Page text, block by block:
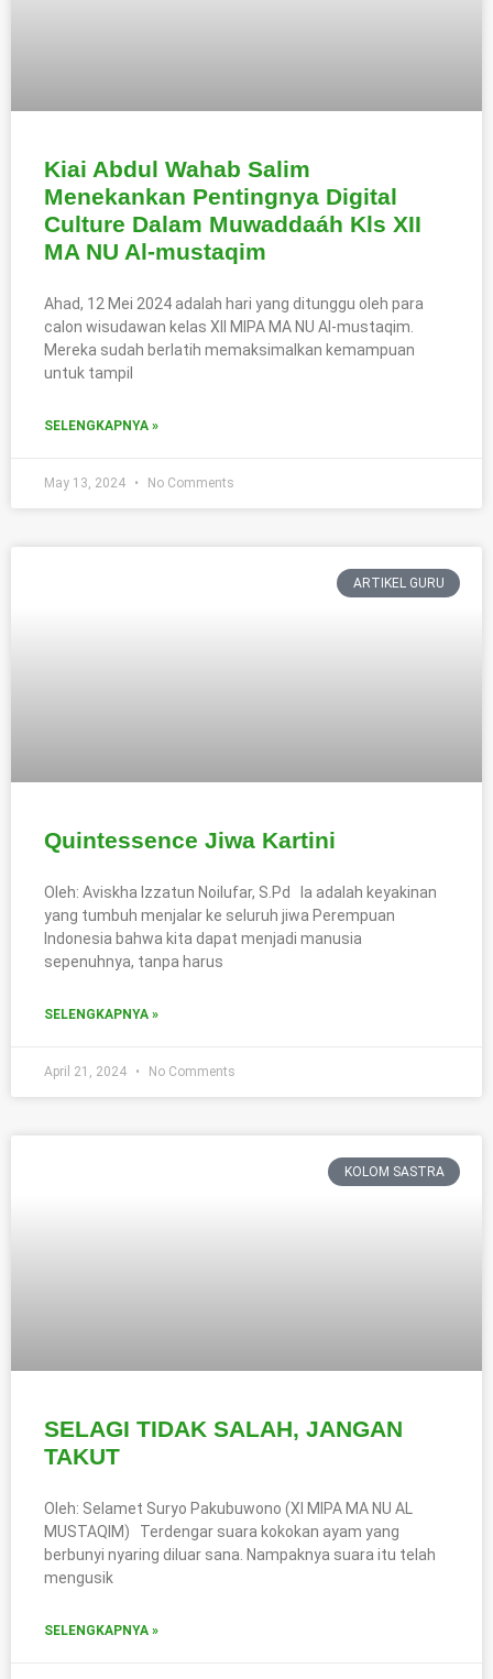
Kiai Abdul Wahab Salim
Menekankan Pentingnya Digital
Culture Dalam Muwaddaáh Kls XII
MA NU Al-mustaqim
Ahad, 12 Mei 2024 adalah hari yang ditunggu oleh para
calon wisudawan kelas XII MIPA MA NU Al-mustaqim.
Mereka sudah berlatih memaksimalkan kemampuan
untuk tampil
SELENGKAPNYA »
May 13, 2024 No Comments
ARTIKEL GURU
Quintessence Jiwa Kartini
Oleh: Aviskha Izzatun Noilufar, S.Pd Ia adalah keyakinan
yang tumbuh menjalar ke seluruh jiwa Perempuan
Indonesia bahwa kita dapat menjadi manusia
sepenuhnya, tanpa harus
SELENGKAPNYA »
April 21, 2024 No Comments
KOLOM SASTRA
SELAGI TIDAK SALAH, JANGAN
TAKUT
Oleh: Selamet Suryo Pakubuwono (XI MIPA MA NU AL
MUSTAQIM) Terdengar suara kokokan ayam yang
berbunyi nyaring diluar sana. Nampaknya suara itu telah
mengusik
SELENGKAPNYA »